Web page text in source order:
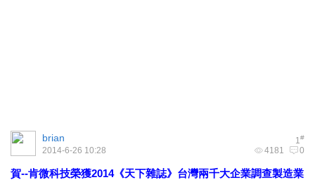
1#
brian
4181 0
2014-6-26 10:28
賀--肯微科技榮獲2014《天下雜誌》台灣兩千大企業調查製造業